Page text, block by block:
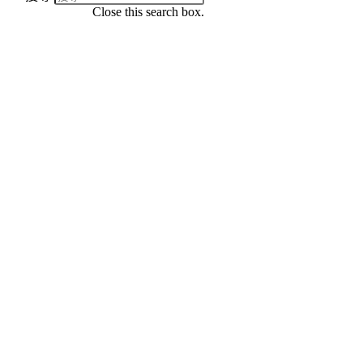
Close this search box.